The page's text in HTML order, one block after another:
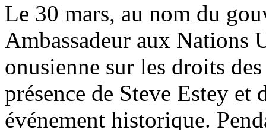
Le 30 mars, au nom du
Ambassadeur aux Nations
onusienne sur les droits
présence de Steve Estey
événement historique.